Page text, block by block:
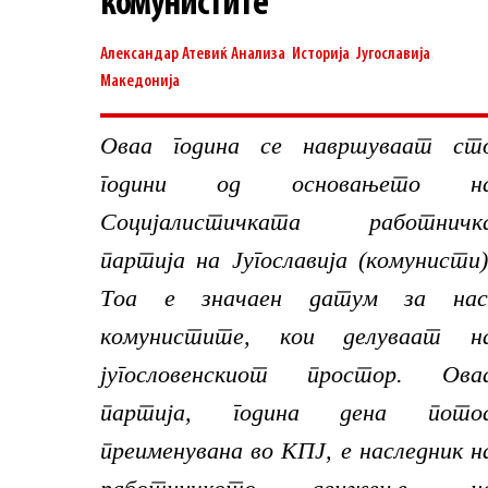
Александар АтевиќАнализа Историја Југославија
Македонија
Оваа година се навршуваат
години од основањето
Социјалистичката
партија на Југославија
Тоа е значаен датум за
комунистите, кои делуваат
југословенскиот простор.
партија, година дена
преименувана во КПЈ, е наследник